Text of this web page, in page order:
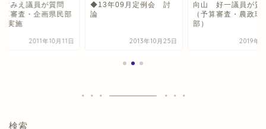
すみえ議員が質問
算審査・企画県民部
実施
2011年10月11日
◆13年09月定例会 討
論
2013年10月25日
向山 好一議員が質
（予算審査・農政環
部）
2019年3
検索